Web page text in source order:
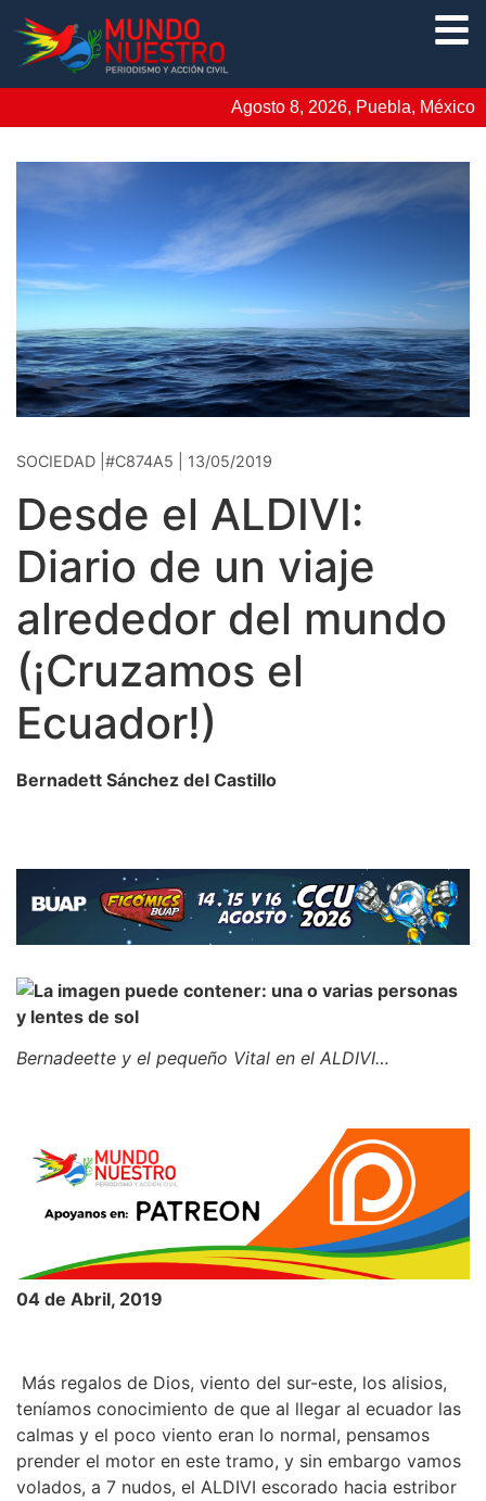
Agosto 8, 2026, Puebla, México
SOCIEDAD |#C874A5 | 13/05/2019
Desde el ALDIVI:
Diario de un viaje
alrededor del mundo
(¡Cruzamos el
Ecuador!)
Bernadett Sánchez del Castillo
Bernadeette y el pequeño Vital en el ALDIVI…
04 de Abril, 2019
Más regalos de Dios, viento del sur-este, los alisios,
teníamos conocimiento de que al llegar al ecuador las
calmas y el poco viento eran lo normal, pensamos
prender el motor en este tramo, y sin embargo vamos
volados, a 7 nudos, el ALDIVI escorado hacia estribor